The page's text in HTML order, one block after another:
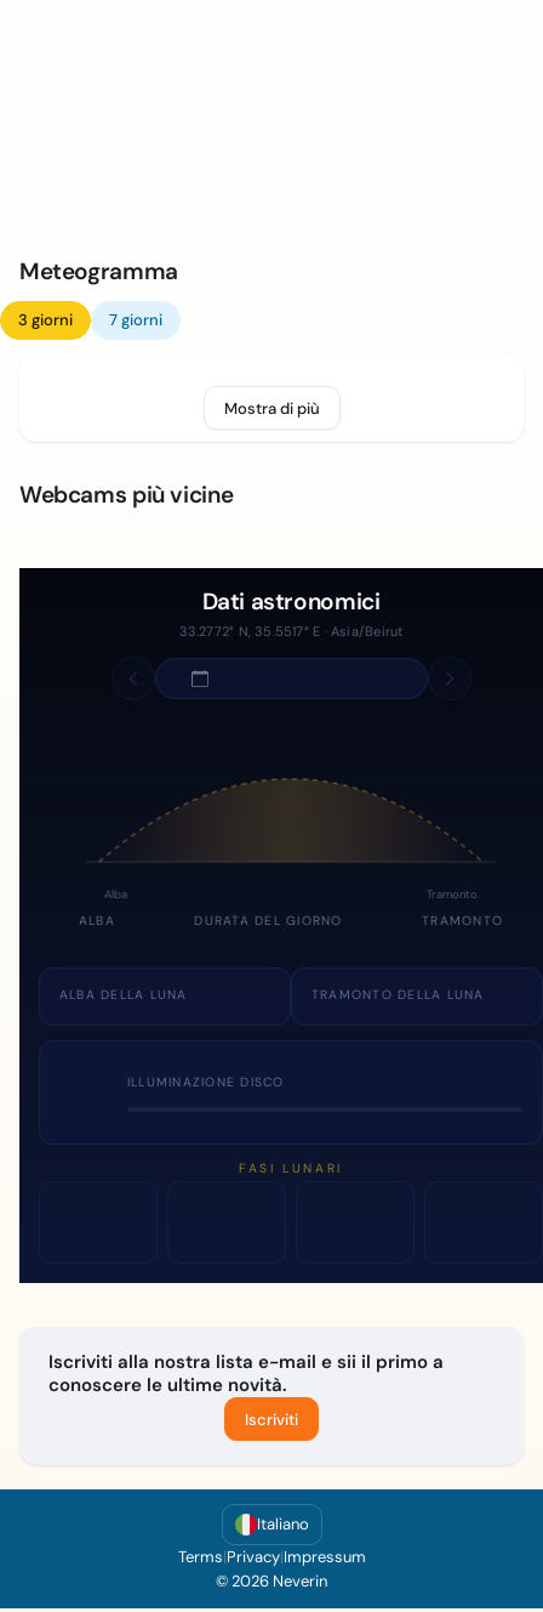
Meteogramma
3 giorni 7 giorni
Mostra di più
Webcams più vicine
Dati astronomici
33.2772° N, 35.5517° E · Asia/Beirut
Alba Tramonto
ALBA DURATA DEL GIORNO TRAMONTO
ALBA DELLA LUNA TRAMONTO DELLA LUNA
ILLUMINAZIONE DISCO
FASI LUNARI
Iscriviti alla nostra lista e-mail e sii il primo a
conoscere le ultime novità.
Iscriviti
Italiano
Terms|Privacy|Impressum
© 2026 Neverin